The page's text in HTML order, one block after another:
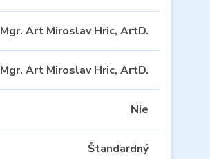
Mgr. Art Miroslav Hric, ArtD.
Mgr. Art Miroslav Hric, ArtD.
Nie
Štandardný